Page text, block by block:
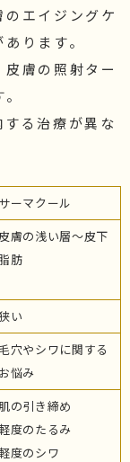
エイジングケ
ります。
膚の照射ター
る治療が異な
サーマクール
皮膚の浅い層～皮下
肪
い
穴やシワに関する
お悩み
肌の引き締め
度のたるみ
度のシワ